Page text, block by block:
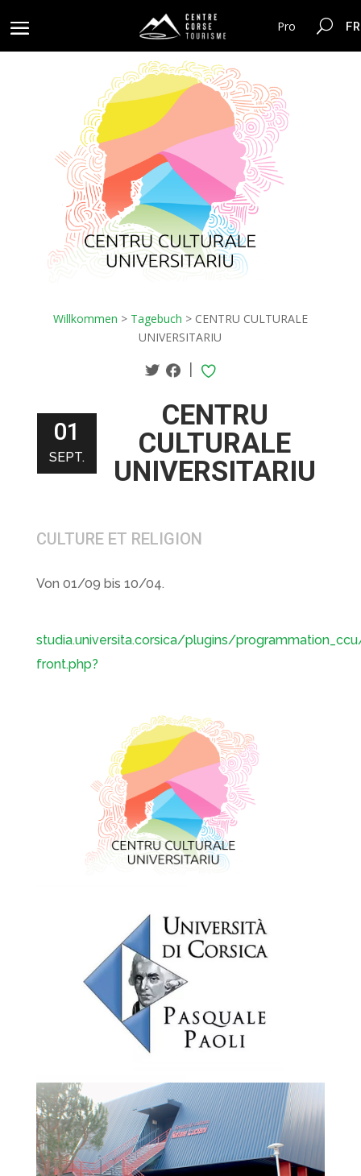
Pro
Willkommen > Tagebuch > CENTRU CULTURALE
UNIVERSITARIU
|
01
SEPT.
CENTRU
CULTURALE
UNIVERSITARIU
CULTURE ET RELIGION
Von 01/09 bis 10/04.
studia.universita.corsica/plugins/
front.php?